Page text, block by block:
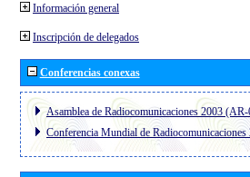
Información general
Inscripción de delegados
Conferencias conexas
Asamblea de Radiocomunicaciones 2003
Conferencia Mundial de